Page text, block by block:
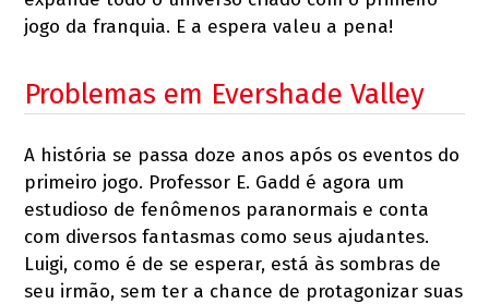
jogo da franquia. E a espera valeu a pena!
Problemas em Evershade Valley
A história se passa doze anos após os eventos do
primeiro jogo. Professor E. Gadd é agora um
estudioso de fenômenos paranormais e conta
com diversos fantasmas como seus ajudantes.
Luigi, como é de se esperar, está às sombras de
seu irmão, sem ter a chance de protagonizar suas